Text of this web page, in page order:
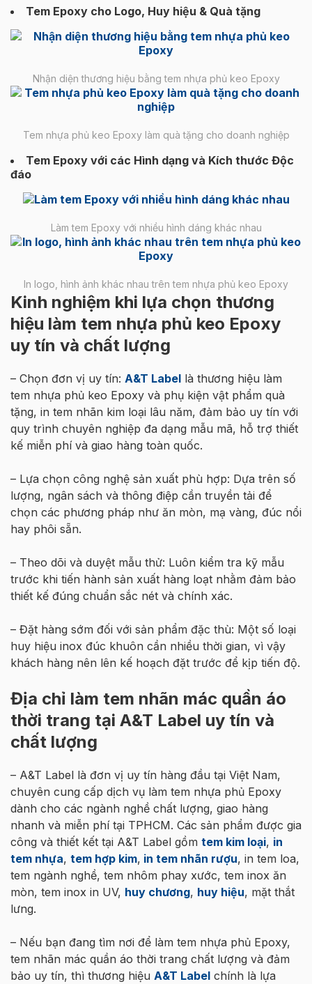
Tem Epoxy cho Logo, Huy hiệu & Quà tặng
Nhận diện thương hiệu bằng tem nhựa phủ keo Epoxy
Tem nhựa phủ keo Epoxy làm quà tặng cho doanh nghiệp
Tem Epoxy với các Hình dạng và Kích thước Độc
đáo
Làm tem Epoxy với nhiều hình dáng khác nhau
In logo, hình ảnh khác nhau trên tem nhựa phủ keo Epoxy
Kinh nghiệm khi lựa chọn thương
hiệu làm tem nhựa phủ keo Epoxy
uy tín và chất lượng
– Chọn đơn vị uy tín: A&T Label là thương hiệu làm
tem nhựa phủ keo Epoxy và phụ kiện vật phẩm quà
tặng, in tem nhãn kim loại lâu năm, đảm bảo uy tín với
quy trình chuyên nghiệp đa dạng mẫu mã, hỗ trợ thiết
kế miễn phí và giao hàng toàn quốc.
– Lựa chọn công nghệ sản xuất phù hợp: Dựa trên số
lượng, ngân sách và thông điệp cần truyền tải để
chọn các phương pháp như ăn mòn, mạ vàng, đúc nổi
hay phôi sẵn.
– Theo dõi và duyệt mẫu thử: Luôn kiểm tra kỹ mẫu
trước khi tiến hành sản xuất hàng loạt nhằm đảm bảo
thiết kế đúng chuẩn sắc nét và chính xác.
– Đặt hàng sớm đối với sản phẩm đặc thù: Một số loại
huy hiệu inox đúc khuôn cần nhiều thời gian, vì vậy
khách hàng nên lên kế hoạch đặt trước để kịp tiến độ.
Địa chỉ làm tem nhãn mác quần áo
thời trang tại A&T Label uy tín và
chất lượng
– A&T Label là đơn vị uy tín hàng đầu tại Việt Nam,
chuyên cung cấp dịch vụ làm tem nhựa phủ Epoxy
dành cho các ngành nghề chất lượng, giao hàng
nhanh và miễn phí tại TPHCM. Các sản phẩm được gia
công và thiết kết tại A&T Label gồm tem kim loại, in
tem nhựa, tem hợp kim, in tem nhãn rượu, in tem loa,
tem ngành nghề, tem nhôm phay xước, tem inox ăn
mòn, tem inox in UV, huy chương, huy hiệu, mặt thắt
lưng.
– Nếu bạn đang tìm nơi để làm tem nhựa phủ Epoxy,
tem nhãn mác quần áo thời trang chất lượng và đảm
bảo uy tín, thì thương hiệu A&T Label chính là lựa